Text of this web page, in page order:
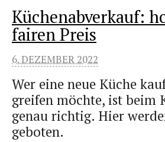
Küchenabverkauf:
fairen Preis
6. DEZEMBER 2022
Wer eine neue Küche
greifen möchte, ist beim
genau richtig. Hier
geboten.